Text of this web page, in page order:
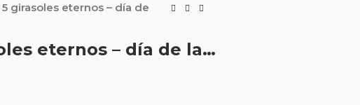
girasoles eternos – día de
Canasta de 5 girasoles eternos – día de la mujer